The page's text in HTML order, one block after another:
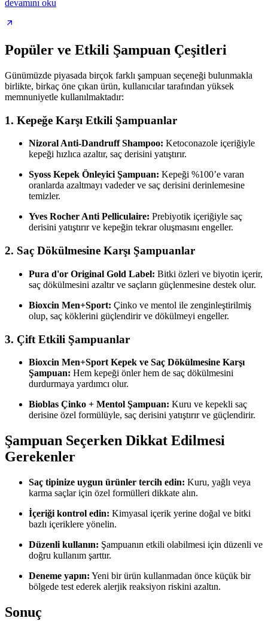
devamını oku
Popüler ve Etkili Şampuan Çeşitleri
Günümüzde piyasada birçok farklı şampuan seçeneği bulunmakla
birlikte, birkaç öne çıkan ürün, kullanıcılar tarafından yüksek
memnuniyetle kullanılmaktadır:
1. Kepeğe Karşı Etkili Şampuanlar
Nizoral Anti-Dandruff Shampoo: Ketoconazole içeriğiyle
kepeği hızlıca azaltır, saç derisini yatıştırır.
Syoss Kepek Önleyici Şampuan: Kepeği %100’e varan
oranlarda azaltmayı vadeder ve saç derisini derinlemesine
temizler.
Yves Rocher Anti Pelliculaire: Prebiyotik içeriğiyle saç
derisini yatıştırır ve kepeğin tekrar oluşmasını engeller.
2. Saç Dökülmesine Karşı Şampuanlar
Pura d'or Original Gold Label: Bitki özleri ve biyotin içerir,
saç dökülmesini azaltır ve saçların güçlenmesine destek olur.
Bioxcin Men+Sport: Çinko ve mentol ile zenginleştirilmiş
olup, saç köklerini güçlendirir ve dökülmeyi engeller.
3. Çift Etkili Şampuanlar
Bioxcin Men+Sport Kepek ve Saç Dökülmesine Karşı
Şampuan: Hem kepeği önler hem de saç dökülmesini
durdurmaya yardımcı olur.
Bioblas Çinko + Mentol Şampuan: Kuru ve kepekli saç
derisine özel formülüyle, saç derisini yatıştırır ve güçlendirir.
Şampuan Seçerken Dikkat Edilmesi
Gerekenler
Saç tipinize uygun ürünler tercih edin: Kuru, yağlı veya
karma saçlar için özel formülleri dikkate alın.
İçeriği kontrol edin: Kimyasal içerik yerine doğal ve bitki
bazlı içeriklere yönelin.
Düzenli kullanın: Şampuanın etkili olabilmesi için düzenli ve
doğru kullanım şarttır.
Deneme yapın: Yeni bir ürün kullanmadan önce küçük bir
bölgede test ederek alerjik reaksiyon riskini azaltın.
Sonuç